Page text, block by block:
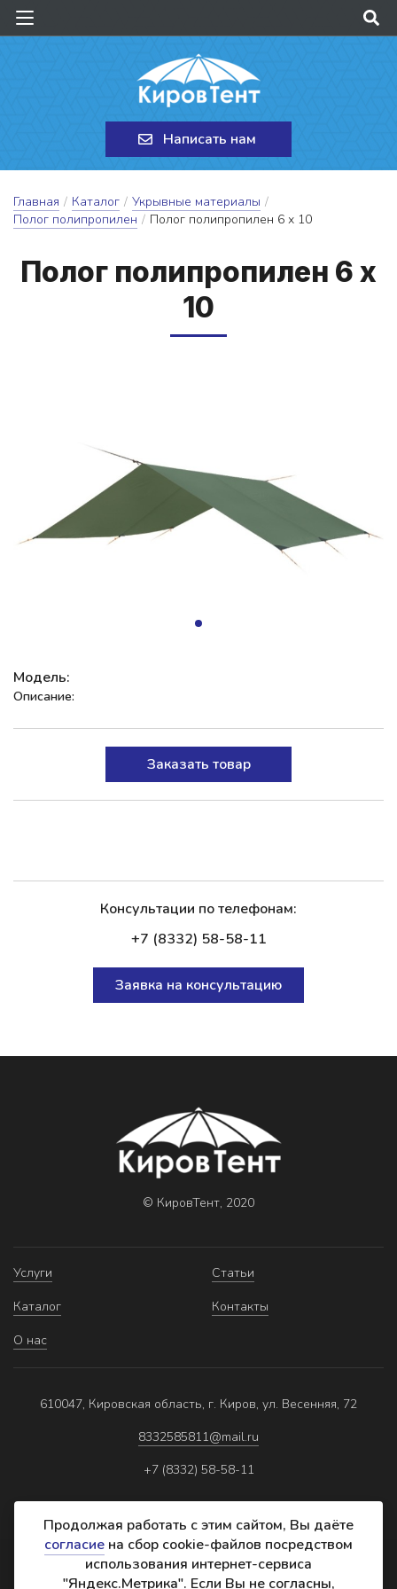
Написать нам
Главная / Каталог / Укрывные материалы /
Полог полипропилен / Полог полипропилен 6 х 10
По­лог по­лип­ро­пи­лен 6 х
10
Модель:
Описание:
Заказать товар
Консультации по телефонам:
+7 (8332) 58-58-11
Заявка на консультацию
© КировТент, 2020
Услуги
Каталог
О нас
Статьи
Контакты
610047, Кировская область, г. Киров, ул. Весенняя, 72
8332585811@mail.ru
+7 (8332) 58-58-11
Политика обработки персональных данных
Продолжая работать с этим сайтом, Вы даёте
согласие на сбор cookie-файлов посредством
использования интернет-сервиса
"Яндекс.Метрика". Если Вы не согласны,